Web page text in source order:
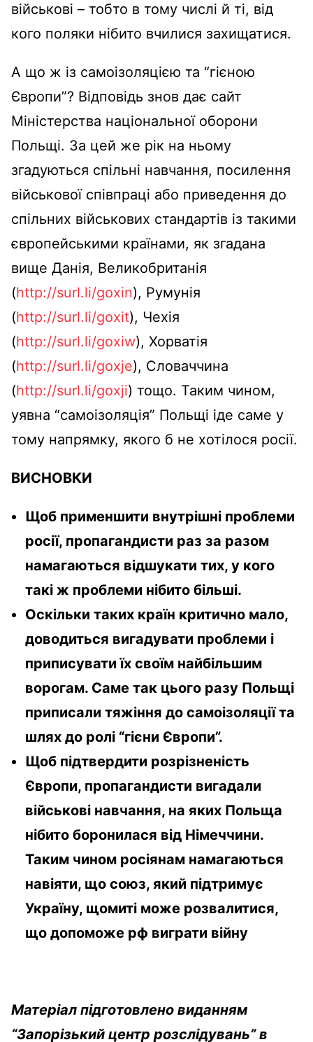
військові – тобто в тому числі й ті, від
кого поляки нібито вчилися захищатися.
А що ж із самоізоляцією та “гієною
Європи”? Відповідь знов дає сайт
Міністерства національної оборони
Польщі. За цей же рік на ньому
згадуються спільні навчання, посилення
військової співпраці або приведення до
спільних військових стандартів із такими
європейськими країнами, як згадана
вище Данія, Великобританія
(http://surl.li/goxin), Румунія
(http://surl.li/goxit), Чехія
(http://surl.li/goxiw), Хорватія
(http://surl.li/goxje), Словаччина
(http://surl.li/goxji) тощо. Таким чином,
уявна “самоізоляція” Польщі іде саме у
тому напрямку, якого б не хотілося росії.
ВИСНОВКИ
Щоб применшити внутрішні проблеми
росії, пропагандисти раз за разом
намагаються відшукати тих, у кого
такі ж проблеми нібито більші.
Оскільки таких країн критично мало,
доводиться вигадувати проблеми і
приписувати їх своїм найбільшим
ворогам. Саме так цього разу Польщі
приписали тяжіння до самоізоляції та
шлях до ролі “гієни Європи”.
Щоб підтвердити розрізненість
Європи, пропагандисти вигадали
військові навчання, на яких Польща
нібито боронилася від Німеччини.
Таким чином росіянам намагаються
навіяти, що союз, який підтримує
Україну, щомиті може розвалитися,
що допоможе рф виграти війну
Матеріал підготовлено виданням
“Запорізький центр розслідувань” в